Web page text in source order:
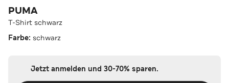
PUMA
T-Shirt schwarz
Farbe: schwarz
Jetzt anmelden und 30-70% sparen.